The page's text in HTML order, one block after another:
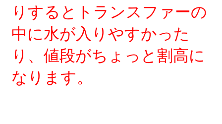
りするとトランスファーの
中に水が入りやすかった
り、値段がちょっと割高に
なります。